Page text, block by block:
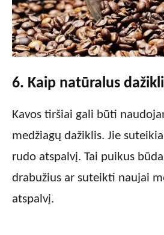
6. Kaip natūralus
Kavos tiršiai gali būti
medžiagų dažiklis. Jie
rudo atspalvį. Tai puikus
drabužius ar suteikti naujai
atspalvį.